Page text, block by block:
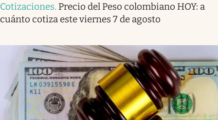
Cotizaciones. Precio del Peso colombiano HOY: a
cuánto cotiza este viernes 7 de agosto